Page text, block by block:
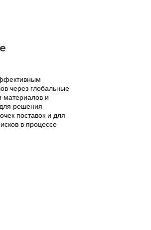
через глобальные
материалов и
решения
поставок и для
в процессе